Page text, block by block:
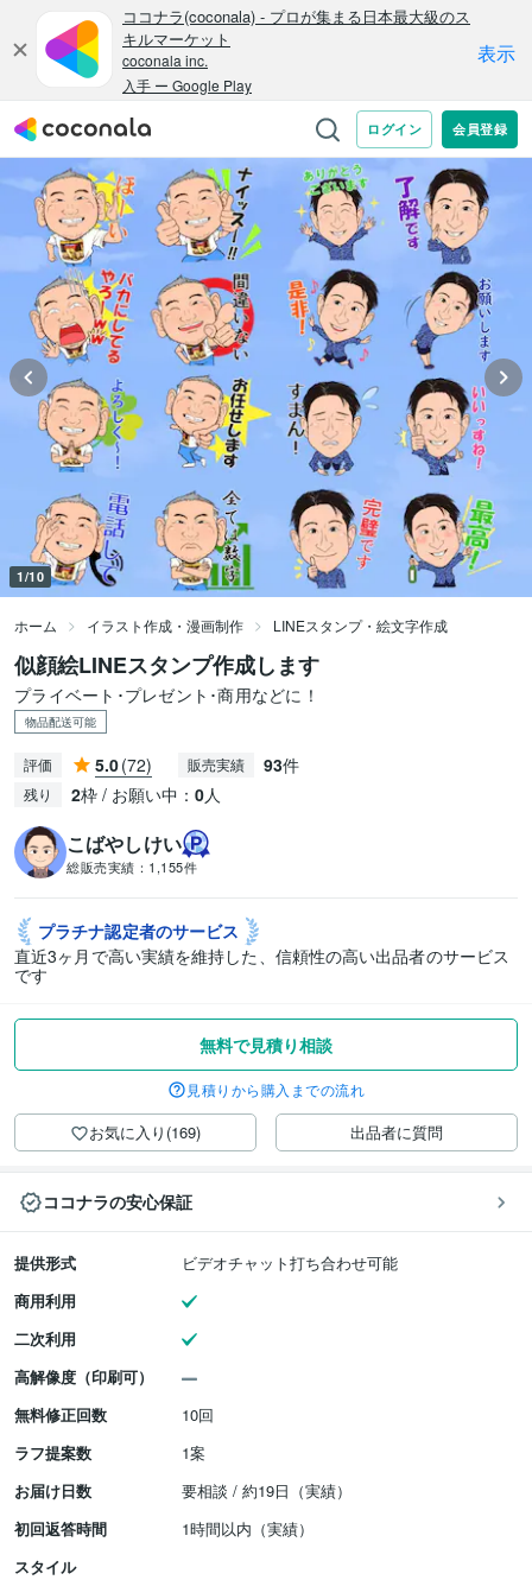
1/10
ホーム イラスト作成・漫画制作 LINEスタンプ・絵文字作成
似顔絵LINEスタンプ作成します
プライベート･プレゼント･商用などに！
物品配送可能
評価 5.0(72) 販売実績 93件
残り 2枠 / お願い中： 0人
こばやしけい
総販売実績： 1,155件
プラチナ認定者のサービス
直近3ヶ月で高い実績を維持した、信頼性の高い出品者のサービス
です
無料で見積り相談
見積りから購入までの流れ
お気に入り(169) 出品者に質問
ココナラの安心保証
提供形式
ビデオチャット打ち合わせ可能
商用利用
二次利用
高解像度（印刷可）
無料修正回数
10回
ラフ提案数
1案
お届け日数
要相談 / 約19日（実績）
初回返答時間
1時間以内（実績）
スタイル